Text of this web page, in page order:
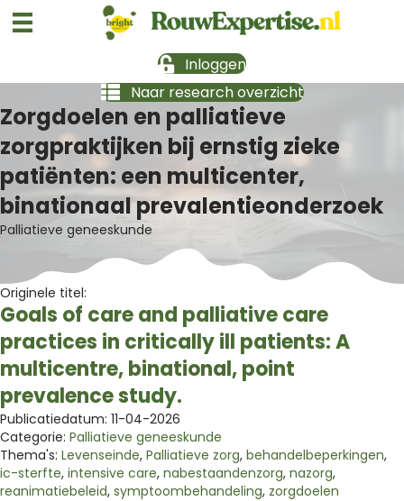
Inloggen
Naar research overzicht
Zorgdoelen en palliatieve
zorgpraktijken bij ernstig zieke
patiënten: een multicenter,
binationaal prevalentieonderzoek
Palliatieve geneeskunde
Originele titel:
Goals of care and palliative care
practices in critically ill patients: A
multicentre, binational, point
prevalence study.
Publicatiedatum: 11-04-2026
Categorie: Palliatieve geneeskunde
Thema's: Levenseinde, Palliatieve zorg, behandelbeperkingen,
ic-sterfte, intensive care, nabestaandenzorg, nazorg,
reanimatiebeleid, symptoombehandeling, zorgdoelen